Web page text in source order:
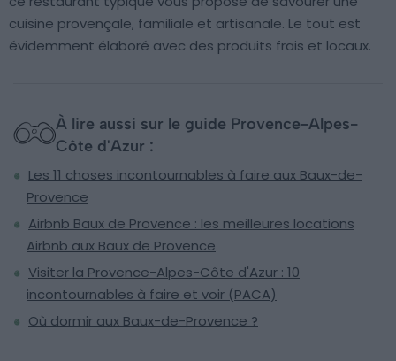
cuisine provençale, familiale et artisanale. Le tout est
évidemment élaboré avec des produits frais et locaux.
À lire aussi sur le guide Provence-Alpes-
Côte d'Azur :
Les 11 choses incontournables à faire aux Baux-de-
Provence
Airbnb Baux de Provence : les meilleures locations
Airbnb aux Baux de Provence
Visiter la Provence-Alpes-Côte d'Azur : 10
incontournables à faire et voir (PACA)
Où dormir aux Baux-de-Provence ?